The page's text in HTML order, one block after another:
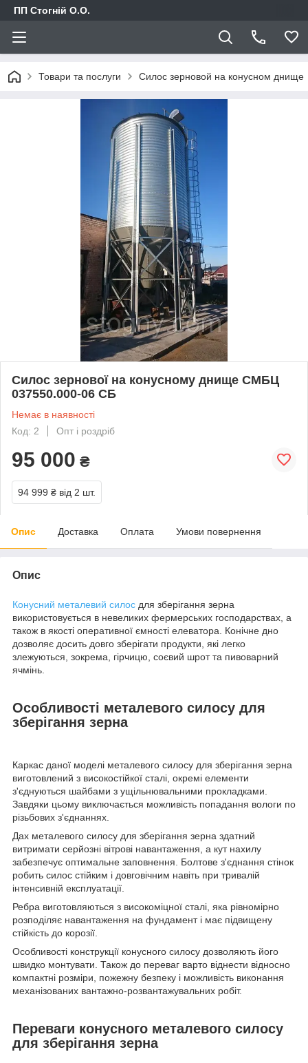
ПП Стогній О.О.
Товари та послуги Силос зерновой на конусном днище
Силос зернової на конусному днище СМБЦ
037550.000-06 СБ
Немає в наявності
Код: 2
Опт і роздріб
95 000 ₴
94 999 ₴ від 2 шт.
Опис Доставка Оплата Умови повернення
Опис
Конусний металевий силос для зберігання зерна
використовується в невеликих фермерських господарствах, а
також в якості оперативної ємності елеватора. Конічне дно
дозволяє досить довго зберігати продукти, які легко
злежуються, зокрема, гірчицю, соєвий шрот та пивоварний
ячмінь.
Особливості металевого силосу для
зберігання зерна
Каркас даної моделі металевого силосу для зберігання зерна
виготовлений з високостійкої сталі, окремі елементи
з'єднуються шайбами з ущільнювальними прокладками.
Завдяки цьому виключається можливість попадання вологи по
різьбових з'єднаннях.
Дах металевого силосу для зберігання зерна здатний
витримати серйозні вітрові навантаження, а кут нахилу
забезпечує оптимальне заповнення. Болтове з'єднання стінок
робить силос стійким і довговічним навіть при тривалій
інтенсивній експлуатації.
Ребра виготовляються з високоміцної сталі, яка рівномірно
розподіляє навантаження на фундамент і має підвищену
стійкість до корозії.
Особливості конструкції конусного силосу дозволяють його
швидко монтувати. Також до переваг варто віднести відносно
компактні розміри, пожежну безпеку і можливість виконання
механізованих вантажно-розвантажувальних робіт.
Переваги конусного металевого силосу
для зберігання зерна